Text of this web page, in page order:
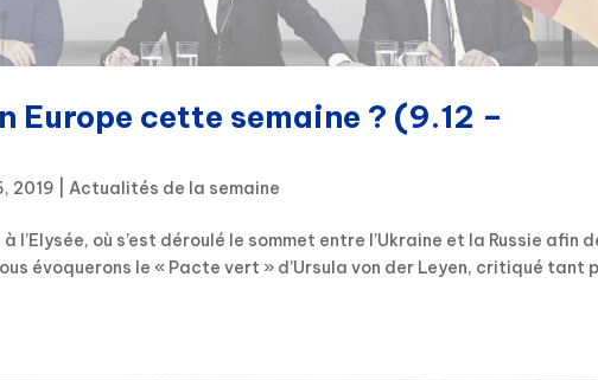
Europe cette semaine ? (9.12 –
2019 |Actualités de la semaine
l’Elysée, où s’est déroulé le sommet entre l’Ukraine et la Russie afin
évoquerons le « Pacte vert » d’Ursula von der Leyen, critiqué tant